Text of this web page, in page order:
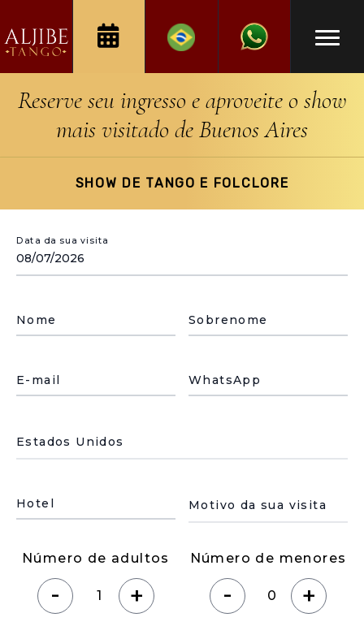
Reserve seu ingresso e aproveite o show
mais visitado de Buenos Aires
SHOW DE TANGO E FOLCLORE
Data da sua visita
Nome Sobrenome
E-mail WhatsApp
País de residencia
Hotel Motivo de su visita
Número de adultos
- +
Número de menores
- +